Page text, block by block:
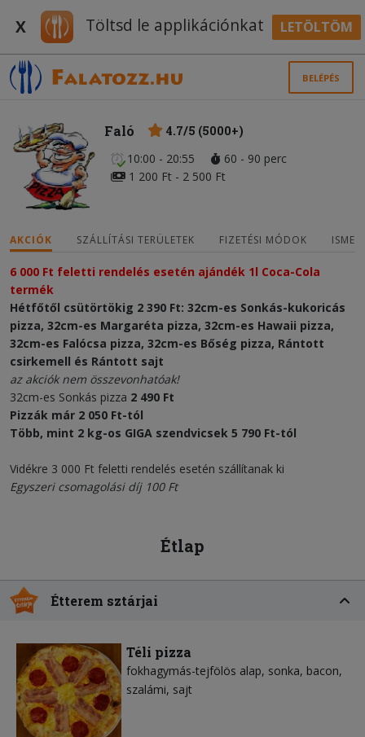
X Töltsd le applikációnkat LETÖLTÖM
BELÉPÉS
Faló
4.7/5 (5000+)
10:00 - 20:55
60 - 90 perc
1 200 Ft - 2 500 Ft
AKCIÓK SZÁLLÍTÁSI TERÜLETEK FIZETÉSI MÓDOK
6 000 Ft feletti rendelés esetén ajándék 1l Coca-Cola
termék
Hétfőtől csütörtökig 2 390 Ft: 32cm-es Sonkás-kukoricás
pizza, 32cm-es Margaréta pizza, 32cm-es Hawaii pizza,
32cm-es Falócsa pizza, 32cm-es Bőség pizza, Rántott
csirkemell és Rántott sajt
az akciók nem összevonhatóak!
32cm-es Sonkás pizza 2 490 Ft
Pizzák már 2 050 Ft-tól
Több, mint 2 kg-os GIGA szendvicsek 5 790 Ft-tól
Vidékre 3 000 Ft feletti rendelés esetén szállítanak ki
Egyszeri csomagolási díj 100 Ft
Étlap
Étterem sztárjai
Téli pizza
fokhagymás-tejfölös alap sonka bacon
szalámi sajt